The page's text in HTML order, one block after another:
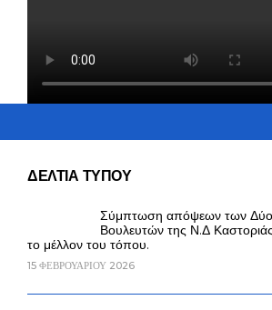
ΔΕΛΤΙΑ ΤΥΠΟΥ
Σύμπτωση απόψεων των
Βουλευτών της Ν.Δ
το μέλλον του τόπου.
15 ΦΕΒΡΟΥΑΡΊΟΥ 2026